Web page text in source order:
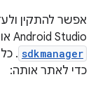
אפשר להתקין
Android Studio או באמצעות כלי שורת הפקודה
sdkmanager
כדי לאתר אותה: